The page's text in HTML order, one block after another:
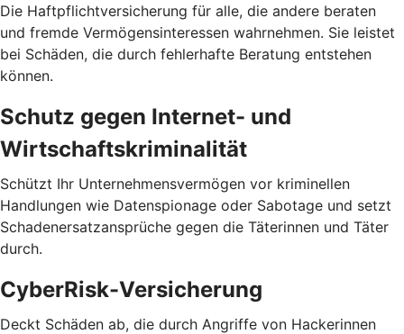
Die Haftpflichtversicherung für alle, die andere beraten
und fremde Vermögensinteressen wahrnehmen. Sie leistet
bei Schäden, die durch fehlerhafte Beratung entstehen
können.
Schutz gegen Internet- und
Wirtschaftskriminalität
Schützt Ihr Unternehmensvermögen vor kriminellen
Handlungen wie Datenspionage oder Sabotage und setzt
Schadenersatzansprüche gegen die Täterinnen und Täter
durch.
CyberRisk-Versicherung
Deckt Schäden ab, die durch Angriffe von Hackerinnen